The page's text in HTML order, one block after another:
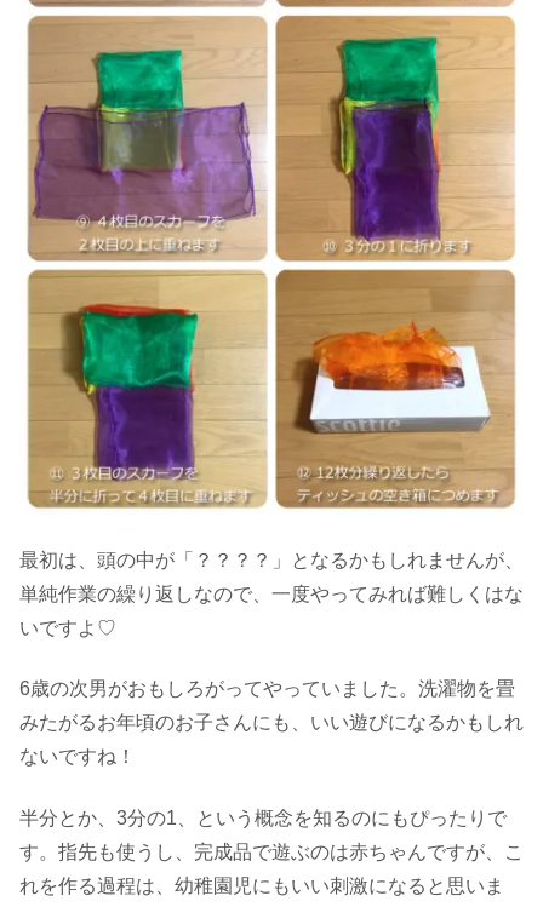
最初は、頭の中が「？？？？」となるかもしれませんが、
単純作業の繰り返しなので、一度やってみれば難しくはな
いですよ♡
6歳の次男がおもしろがってやっていました。洗濯物を畳
みたがるお年頃のお子さんにも、いい遊びになるかもしれ
ないですね！
半分とか、3分の1、という概念を知るのにもぴったりで
す。指先も使うし、完成品で遊ぶのは赤ちゃんですが、こ
れを作る過程は、幼稚園児にもいい刺激になると思いま